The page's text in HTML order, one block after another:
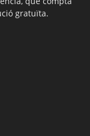
gratuïta.